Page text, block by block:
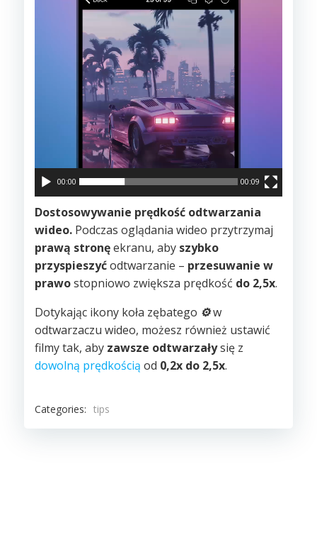
00:00 00:09
Dostosowywanie prędkość odtwarzania
wideo. Podczas oglądania wideo przytrzymaj
prawą stronęekranu, aby szybko
przyspieszyćodtwarzanie – przesuwanie w
prawostopniowo zwiększa prędkość do 2,5x.
Dotykając ikony koła zębatego ⚙️w
odtwarzaczu wideo, możesz również ustawić
filmy tak, aby zawsze odtwarzałysię z
dowolną prędkością od 0,2x do 2,5x.
Categories: tips